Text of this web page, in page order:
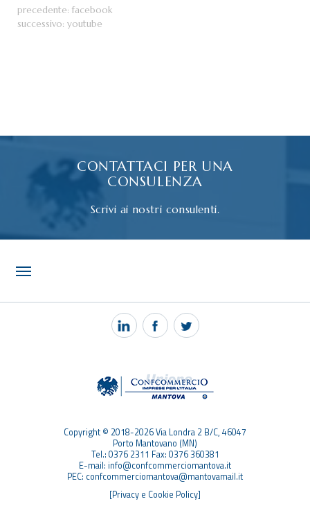
precedente: facebook
successivo: youtube
CONTATTACI PER UNA
CONSULENZA
Scrivi ai nostri consulenti.
NOTIZIE
PEC MANTOVA MAIL
Copyright © 2018-2026 Via Londra 2 B/C, 46047
Porto Mantovano (MN)
Tel.: 0376 2311 Fax: 0376 360381
E-mail: info@confcommerciomantova.it
PEC: confcommerciomantova@mantovamail.it
[Privacy e Cookie Policy]